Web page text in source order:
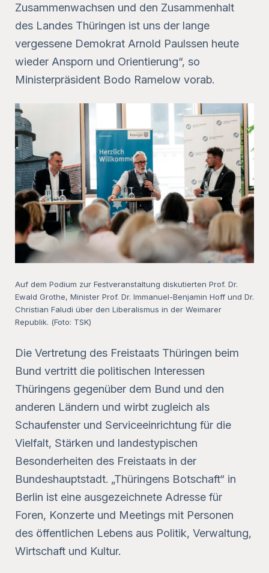
Zusammenwachsen und den Zusammenhalt
des Landes Thüringen ist uns der lange
vergessene Demokrat Arnold Paulssen heute
wieder Ansporn und Orientierung“, so
Ministerpräsident Bodo Ramelow vorab.
Auf dem Podium zur Festveranstaltung diskutierten Prof. Dr.
Ewald Grothe, Minister Prof. Dr. Immanuel-Benjamin Hoff und Dr.
Christian Faludi über den Liberalismus in der Weimarer
Republik. (Foto: TSK)
Die Vertretung des Freistaats Thüringen beim
Bund vertritt die politischen Interessen
Thüringens gegenüber dem Bund und den
anderen Ländern und wirbt zugleich als
Schaufenster und Serviceeinrichtung für die
Vielfalt, Stärken und landestypischen
Besonderheiten des Freistaats in der
Bundeshauptstadt. „Thüringens Botschaft“ in
Berlin ist eine ausgezeichnete Adresse für
Foren, Konzerte und Meetings mit Personen
des öffentlichen Lebens aus Politik, Verwaltung,
Wirtschaft und Kultur.